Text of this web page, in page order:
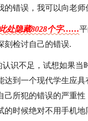
错误，我可以向老师
处隐藏8028个字……
刻检讨自己的错误.
识不足，试想如果
达到一个现代学生应
己所犯的错误的严重
的时候绝对不用手机